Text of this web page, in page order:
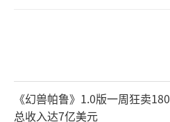
天包月选项。
《幻兽帕鲁》1.0版一周狂卖180
总收入达7亿美元